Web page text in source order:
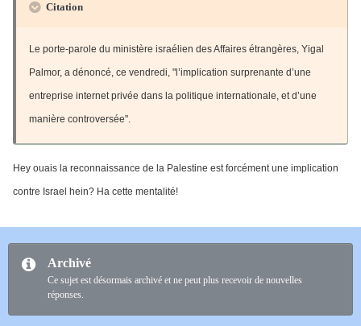
Citation
Le porte-parole du ministère israélien des Affaires étrangères, Yigal
Palmor, a dénoncé, ce vendredi, "l’implication surprenante d’une
entreprise internet privée dans la politique internationale, et d’une
manière controversée".
Hey ouais la reconnaissance de la Palestine est forcément une implication
contre Israel hein? Ha cette mentalité!
Archivé
Ce sujet est désormais archivé et ne peut plus recevoir de nouvelles
réponses.